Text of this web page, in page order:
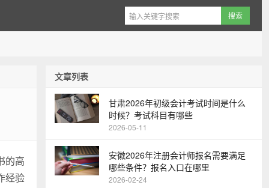
的高
经验
文章列表
甘肃2026年初级会计考试时间是什么
时候？考试科目有哪些
2026-05-11
安徽2026年注册会计师报名需要满足
哪些条件？报名入口在哪里
2026-02-24